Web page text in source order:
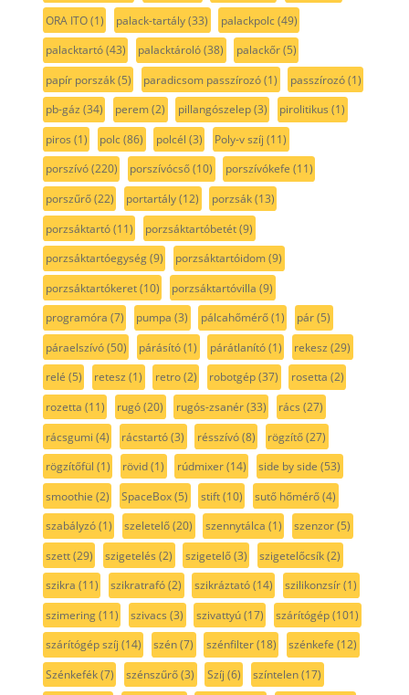
ORA ITO(1) palack-tartály(33) palackpolc(49)
palacktartó(43) palacktároló(38) palackőr(5)
papír porszák(5) paradicsom passzírozó(1) passzírozó(1)
pb-gáz (34) perem(2) pillangószelep(3) pirolitikus (1)
piros (1) polc(86) polcél (3) Poly-v szíj (11)
porszívó(220) porszívócső(10) porszívókefe (11)
porszűrő(22) portartály(12) porzsák(13)
porzsáktartó(11) porzsáktartóbetét(9)
porzsáktartóegység(9) porzsáktartóidom(9)
porzsáktartókeret(10) porzsáktartóvilla (9)
programóra (7) pumpa (3) pálcahőmérő(1) pár(5)
páraelszívó(50) párásító(1) párátlanító(1) rekesz (29)
relé (5) retesz (1) retro(2) robotgép(37) rosetta (2)
rozetta (11) rugó(20) rugós-zsanér(33) rács (27)
rácsgumi (4) rácstartó(3) résszívó(8) rögzítő(27)
rögzítőfül (1) rövid(1) rúdmixer(14) side by side (53)
smoothie (2) SpaceBox(5) stift(10) sutő hőmérő(4)
szabályzó(1) szeletelő(20) szennytálca (1) szenzor(5)
szett(29) szigetelés (2) szigetelő(3) szigetelőcsík(2)
szikra (11) szikratrafó(2) szikráztató(14) szilikonzsír(1)
szimering(11) szivacs (3) szivattyú(17) szárítógép(101)
szárítógép szíj (14) szén(7) szénfilter(18) szénkefe (12)
Szénkefék(7) szénszűrő(3) Szíj (6) színtelen(17)